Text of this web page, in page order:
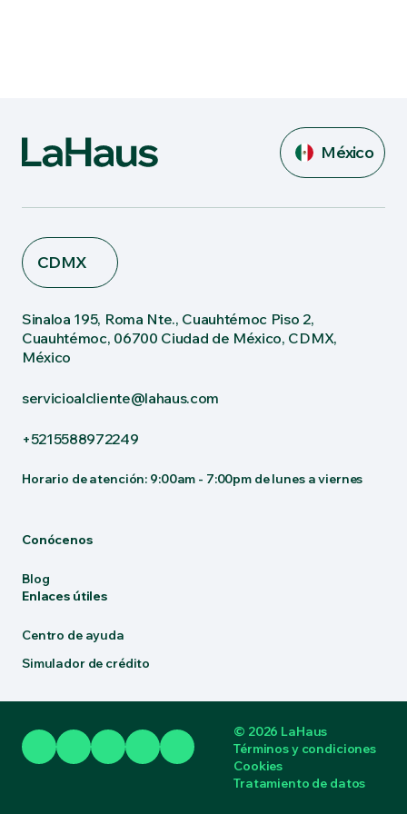
México
CDMX
Sinaloa 195, Roma Nte., Cuauhtémoc Piso 2,
Cuauhtémoc, 06700 Ciudad de México, CDMX,
México
servicioalcliente@lahaus.com
+5215588972249
Horario de atención: 9:00am - 7:00pm de lunes a viernes
Conócenos
Blog
Enlaces útiles
Centro de ayuda
Simulador de crédito
© 2026 LaHaus
Términos y condiciones
Cookies
Tratamiento de datos